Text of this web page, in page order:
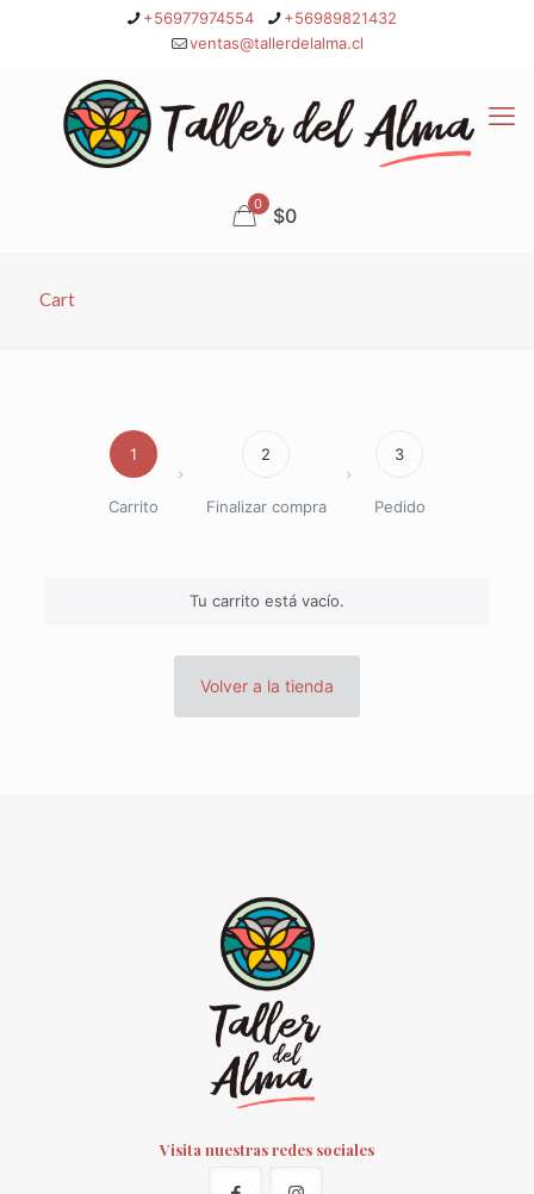
+56977974554
+56989821432
ventas@tallerdelalma.cl
0 $0
Cart
1
Carrito
2
Finalizar compra
3
Pedido
Tu carrito está vacío.
Volver a la tienda
Visita nuestras redes sociales